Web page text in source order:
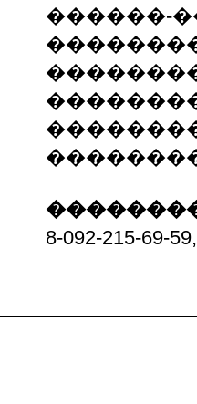
������-
8-092-215-69-